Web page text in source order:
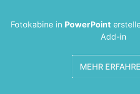
Fotokabine in PowerPoint
Add-in
MEHR